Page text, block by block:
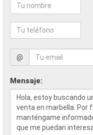
@
Mensaje: